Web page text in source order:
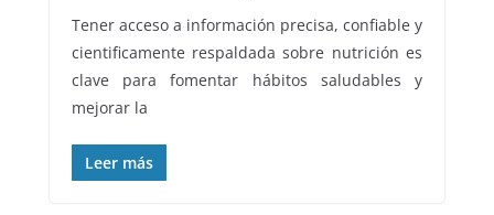
Tener acceso a información precisa, confiable y
cientificamente respaldada sobre nutrición es
clave para fomentar hábitos saludables y
mejorar la
Leer más